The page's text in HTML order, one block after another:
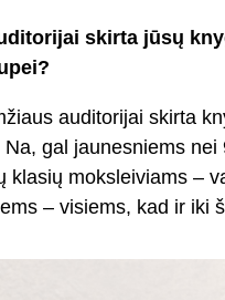
skirta jūsų
auditorijai skirta
gal jaunesniems
klasių moksleiviams –
– visiems, kad ir iki